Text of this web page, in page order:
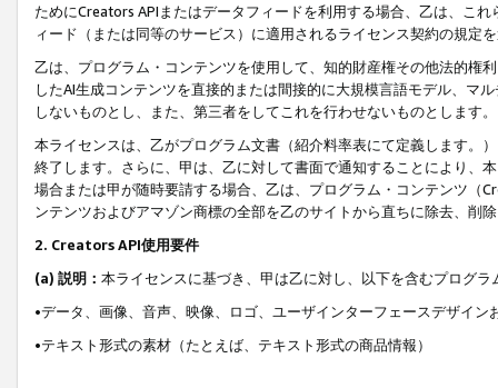
ためにCreators APIまたはデータフィードを利用する場合、乙は、こ
ィード（または同等のサービス）に適用されるライセンス契約の規定
乙は、プログラム・コンテンツを使用して、知的財産権その他法的権
したAI生成コンテンツを直接的または間接的に大規模言語モデル、マ
しないものとし、また、第三者をしてこれを行わせないものとします。
本ライセンスは、乙がプログラム文書（紹介料率表にて定義します。
終了します。さらに、甲は、乙に対して書面で通知することにより、
場合または甲が随時要請する場合、乙は、プログラム・コンテンツ（
ンテンツおよびアマゾン商標の全部を乙のサイトから直ちに除去、削
2. Creators API使用要件
(a) 説明： 本ライセンスに基づき、甲は乙に対し、以下を含むプログ
•データ、画像、音声、映像、ロゴ、ユーザインターフェースデザイ
•テキスト形式の素材（たとえば、テキスト形式の商品情報）